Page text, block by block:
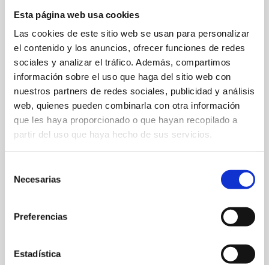
Esta página web usa cookies
Las cookies de este sitio web se usan para personalizar
el contenido y los anuncios, ofrecer funciones de redes
sociales y analizar el tráfico. Además, compartimos
información sobre el uso que haga del sitio web con
nuestros partners de redes sociales, publicidad y análisis
web, quienes pueden combinarla con otra información
que les haya proporcionado o que hayan recopilado a
partir del uso que haya hecho de sus servicios.
Necesarias
Preferencias
Estadística
C. Picardo, 12
965 780 458
info@hotellosangelesdenia.com
Capacidad:100